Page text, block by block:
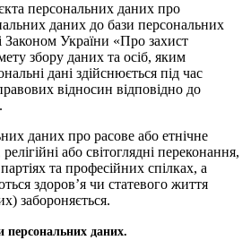
персональних даних про
даних до бази персональних
Законом України «Про захист
збору даних та осіб, яким
дані здійснюється під час
відносин відповідно до
даних про расове або етнічне
або світоглядні переконання,
та професійних спілках, а
здоров’я чи статевого життя
забороняється.
персональних даних.